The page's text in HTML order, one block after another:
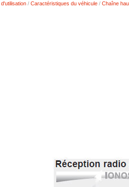
/ Caractéristiques du véhicule / Chaîne